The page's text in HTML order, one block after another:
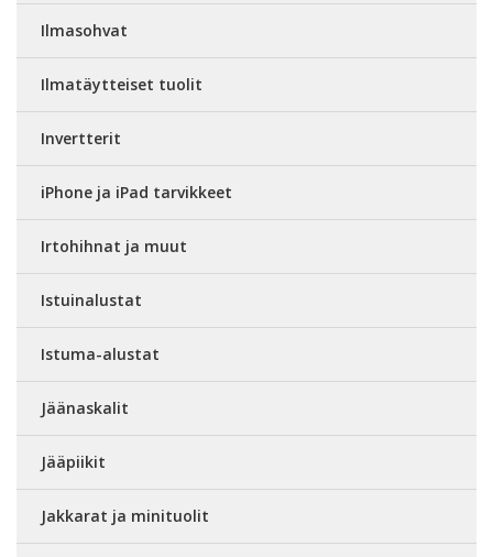
Ilmasohvat
Ilmatäytteiset tuolit
Invertterit
iPhone ja iPad tarvikkeet
Irtohihnat ja muut
Istuinalustat
Istuma-alustat
Jäänaskalit
Jääpiikit
Jakkarat ja minituolit